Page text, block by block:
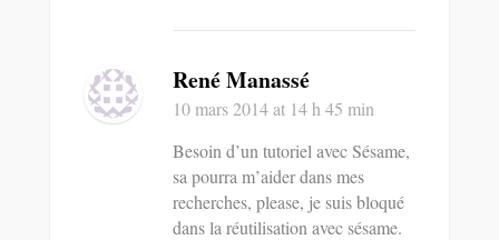
René Manassé
10 mars 2014at 14 h 45 min
Besoin d’un tutoriel avec Sésame,
sa pourra m’aider dans mes
recherches, please, je suis bloqué
dans la réutilisation avec sésame.